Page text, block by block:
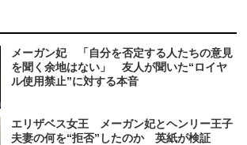
メーガン妃 「自分を否定する人たちの意見
を聞く余地はない」 友人が聞いた“ロイヤ
ル使用禁止”に対する本音
エリザベス女王 メーガン妃とヘンリー王子
夫妻の何を“拒否”したのか 英紙が検証